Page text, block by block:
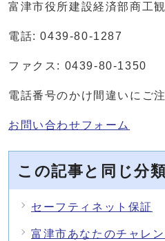
富津市役所建設経済部商工
電話: 0439-80-1287
ファクス: 0439-80-1350
電話番号のかけ間違いにご
お問い合わせフォーム
この記事と同じ分
セーフティネット保証
富津市あなたのチャレ